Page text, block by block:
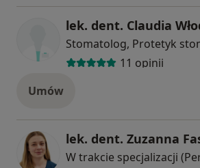
11 opinii
Umów